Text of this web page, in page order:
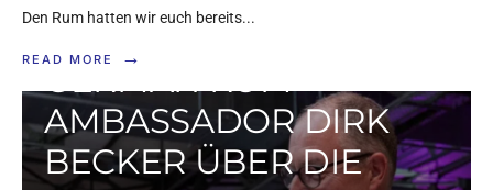
Den Rum hatten wir euch bereits...
READ MORE →
GERMAN RUM
AMBASSADOR DIRK
BECKER ÜBER DIE